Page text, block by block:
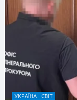
УКРАЇНА І СВІТ